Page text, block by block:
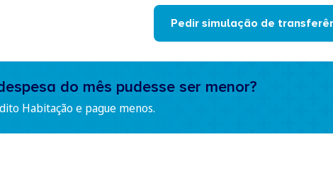
Pedir simulação de
do mês pudesse ser menor?
Habitação e pague menos.